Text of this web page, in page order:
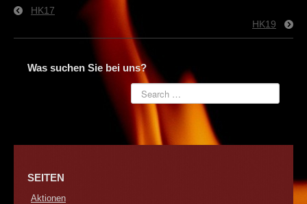
HK17
HK19
Was suchen Sie bei uns?
SEITEN
Aktionen